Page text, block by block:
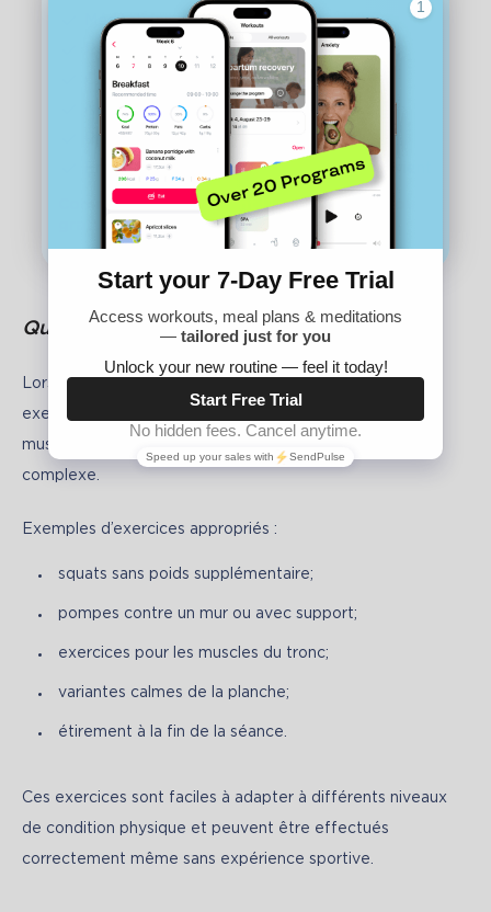
Méditations et relaxation
Réponses d'experts 24/7
Communauté de femmes
Notifications pratiques
Plans de repas et recettes
Entraînements à un moment qui vous convient
Commencez maintenant ! Les 7 premiers jours
gratuits
Quels exercices peut-on faire au début
Lors des premières séances, il vaut mieux choisir des
exercices de base qui mobilisent les grands groupes
musculaires et ne nécessitent pas une coordination
complexe.
Exemples d’exercices appropriés :
squats sans poids supplémentaire;
pompes contre un mur ou avec support;
exercices pour les muscles du tronc;
variantes calmes de la planche;
étirement à la fin de la séance.
Ces exercices sont faciles à adapter à différents niveaux
de condition physique et peuvent être effectués
correctement même sans expérience sportive.